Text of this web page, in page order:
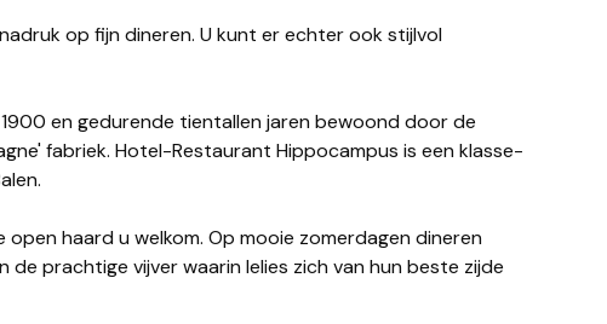
en gedurende tientallen jaren bewoond door de
fabriek. Hotel-Restaurant Hippocampus is een klasse-
haard u welkom. Op mooie zomerdagen dineren
prachtige vijver waarin lelies zich van hun beste zijde